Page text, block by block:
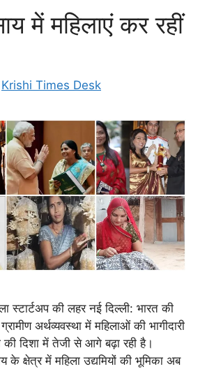
में महिलाएं कर रहीं
Krishi Times Desk
स्टार्टअप की लहर नई दिल्ली: भारत की
अर्थव्यवस्था में महिलाओं की भागीदारी
की दिशा में तेजी से आगे बढ़ा रही है।
के क्षेत्र में महिला उद्यमियों की भूमिका अब